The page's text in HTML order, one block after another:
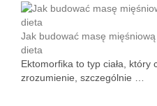
Jak budować masę
dieta
Ektomorfika to typ ciała, który
zrozumienie, szczególnie …